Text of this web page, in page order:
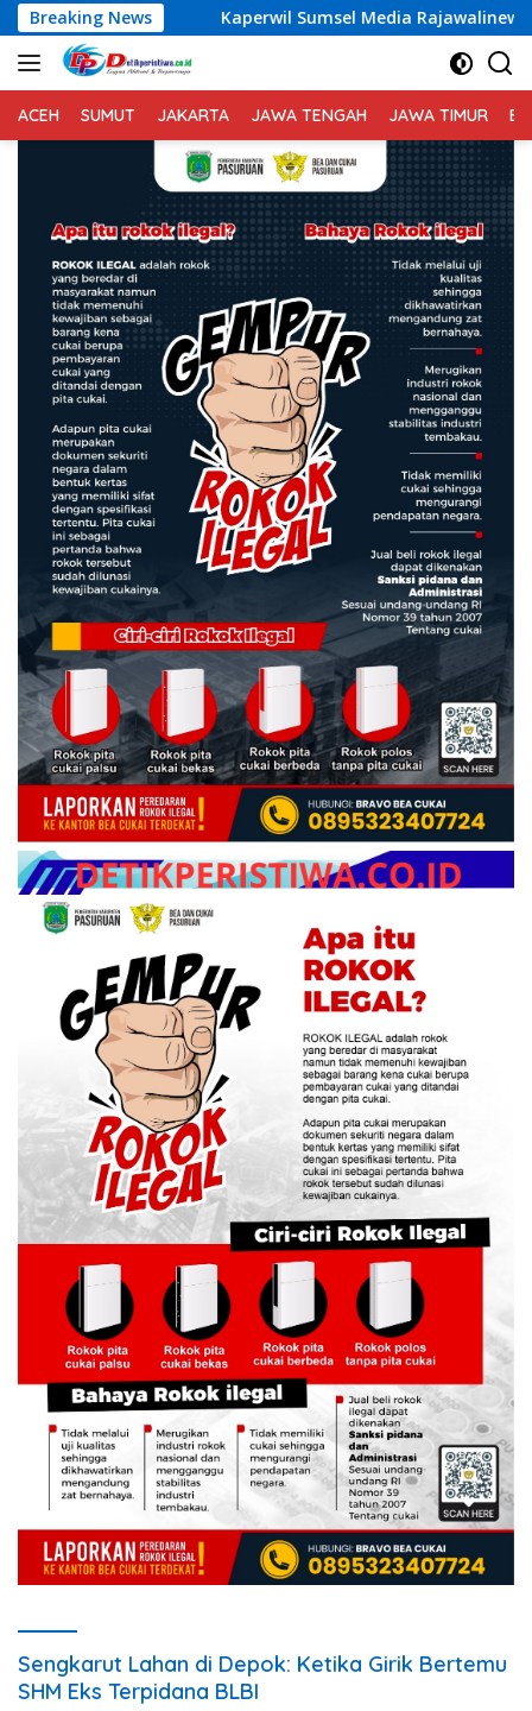
Langsung
ke
konten
Breaking News
Kaperwil Sumsel Media Rajawalinews Angkat Bicara
ACEH SUMUT JAKARTA JAWA TENGAH JAWA TIMUR
Sengkarut Lahan di Depok: Ketika Girik Bertemu
SHM Eks Terpidana BLBI